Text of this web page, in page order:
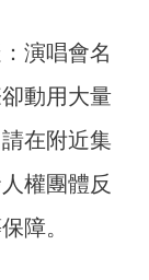
演唱會名
動用大量
在附近集
權團體反
障。